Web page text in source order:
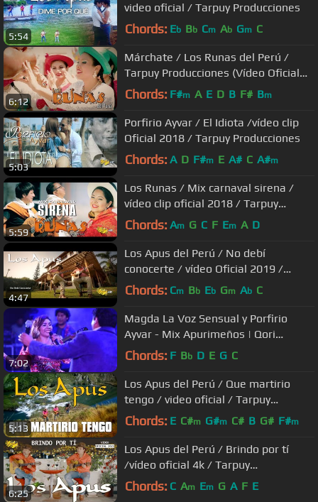
5:54
video oficial / Tarpuy Producciones
Chords: Eb Bb Cm Ab Gm C
6:12
Márchate / Los Runas del Perú /
Tarpuy Producciones (Vídeo Oficial
2018)
Chords: F#m A E D B F# Bm
5:03
Porfirio Ayvar / El Idiota /vídeo clip
Oficial 2018 / Tarpuy Producciones
Chords: A D F#m E A# C A#m
5:59
Los Runas / Mix carnaval sirena /
vídeo clip oficial 2018 / Tarpuy
Producciones
Chords: Am G C F Em A D
4:47
Los Apus del Perú / No debí
conocerte / vídeo Oficial 2019 /
Tarpuy Producciones
Chords: Cm Bb Eb Gm Ab C
7:02
Magda La Voz Sensual y Porfirio
Ayvar - Mix Apurimeños | Qori
Carnaval 2018
Chords: F Bb D E G C
5:13
Los Apus del Perú / Que martirio
tengo / video oficial / Tarpuy
Producciones
Chords: E C#m G#m C# B G# F#m
6:25
Los Apus del Perú / Brindo por tí
/vídeo oficial 4k / Tarpuy
Producciones 2020
Chords: C Am Em G A F E